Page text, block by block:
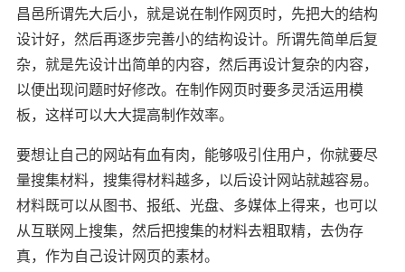
昌邑所谓先大后小，就是说在制作网页时，先把大的结构
设计好，然后再逐步完善小的结构设计。所谓先简单后复
杂，就是先设计出简单的内容，然后再设计复杂的内容，
以便出现问题时好修改。在制作网页时要多灵活运用模
板，这样可以大大提高制作效率。
要想让自己的网站有血有肉，能够吸引住用户，你就要尽
量搜集材料，搜集得材料越多，以后设计网站就越容易。
材料既可以从图书、报纸、光盘、多媒体上得来，也可以
从互联网上搜集，然后把搜集的材料去粗取精，去伪存
真，作为自己设计网页的素材。